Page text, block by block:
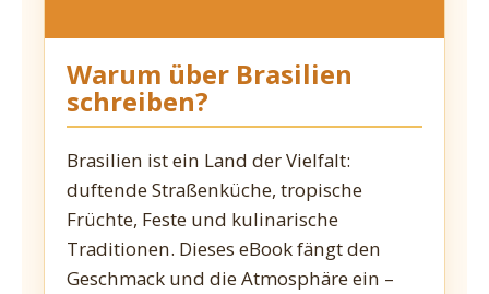
Warum über Brasilien
schreiben?
Brasilien ist ein Land der Vielfalt:
duftende Straßenküche, tropische
Früchte, Feste und kulinarische
Traditionen. Dieses eBook fängt den
Geschmack und die Atmosphäre ein –